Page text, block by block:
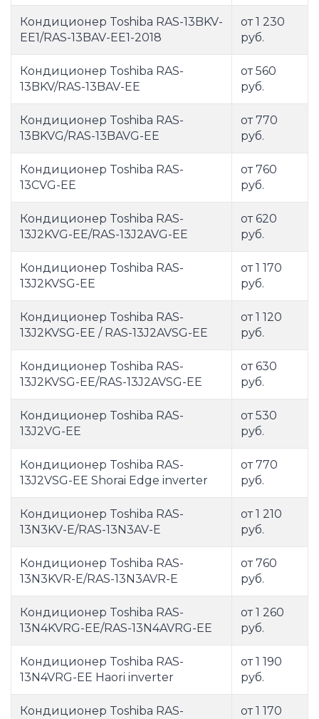
Кондиционер Toshiba RAS-13BKV-
EE1/RAS-13BAV-EE1-2018
от 1 230
руб.
Кондиционер Toshiba RAS-
13BKV/RAS-13BAV-EE
от 560
руб.
Кондиционер Toshiba RAS-
13BKVG/RAS-13BAVG-EE
от 770
руб.
Кондиционер Toshiba RAS-
13CVG-EE
от 760
руб.
Кондиционер Toshiba RAS-
13J2KVG-EE/RAS-13J2AVG-EE
от 620
руб.
Кондиционер Toshiba RAS-
13J2KVSG-EE
от 1 170
руб.
Кондиционер Toshiba RAS-
13J2KVSG-EE / RAS-13J2AVSG-EE
от 1 120
руб.
Кондиционер Toshiba RAS-
13J2KVSG-EE/RAS-13J2AVSG-EE
от 630
руб.
Кондиционер Toshiba RAS-
13J2VG-EE
от 530
руб.
Кондиционер Toshiba RAS-
13J2VSG-EE Shorai Edge inverter
от 770
руб.
Кондиционер Toshiba RAS-
13N3KV-E/RAS-13N3AV-E
от 1 210
руб.
Кондиционер Toshiba RAS-
13N3KVR-E/RAS-13N3AVR-E
от 760
руб.
Кондиционер Toshiba RAS-
13N4KVRG-EE/RAS-13N4AVRG-EE
от 1 260
руб.
Кондиционер Toshiba RAS-
13N4VRG-EE Haori inverter
от 1 190
руб.
Кондиционер Toshiba RAS-
от 1 170